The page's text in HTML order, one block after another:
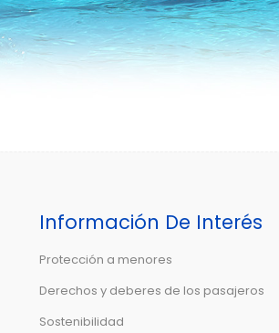
Información De Interés
Protección a menores
Derechos y deberes de los pasajeros
Sostenibilidad